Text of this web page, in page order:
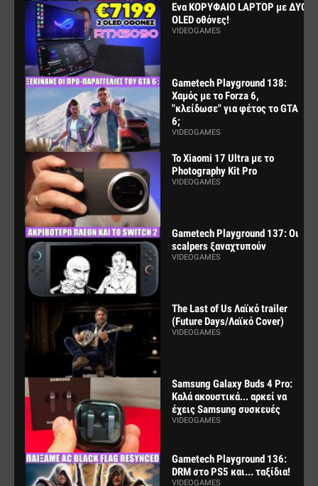
Ενα ΚΟΡΥΦΑΙΟ LAPTOP με ΔΥΟ
OLED οθόνες!
VIDEOGAMES
Gametech Playground 138:
Χαμός με το Forza 6,
"κλείδωσε" για φέτος το GTA
6;
VIDEOGAMES
Το Xiaomi 17 Ultra με το
Photography Kit Pro
VIDEOGAMES
Gametech Playground 137: Οι
scalpers ξαναχτυπούν
VIDEOGAMES
The Last of Us Λαϊκό trailer
(Future Days/Λαϊκό Cover)
VIDEOGAMES
Samsung Galaxy Buds 4 Pro:
Καλά ακουστικά... αρκεί να
έχεις Samsung συσκευές
VIDEOGAMES
Gametech Playground 136:
DRM στο PS5 και... ταξίδια!
VIDEOGAMES